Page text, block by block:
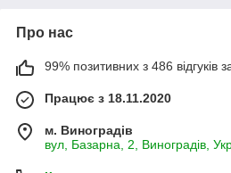
Про нас
99% позитивних з 486 відгуків
Працює з 18.11.2020
м. Виноградів
вул, Базарна, 2, Виноградів,